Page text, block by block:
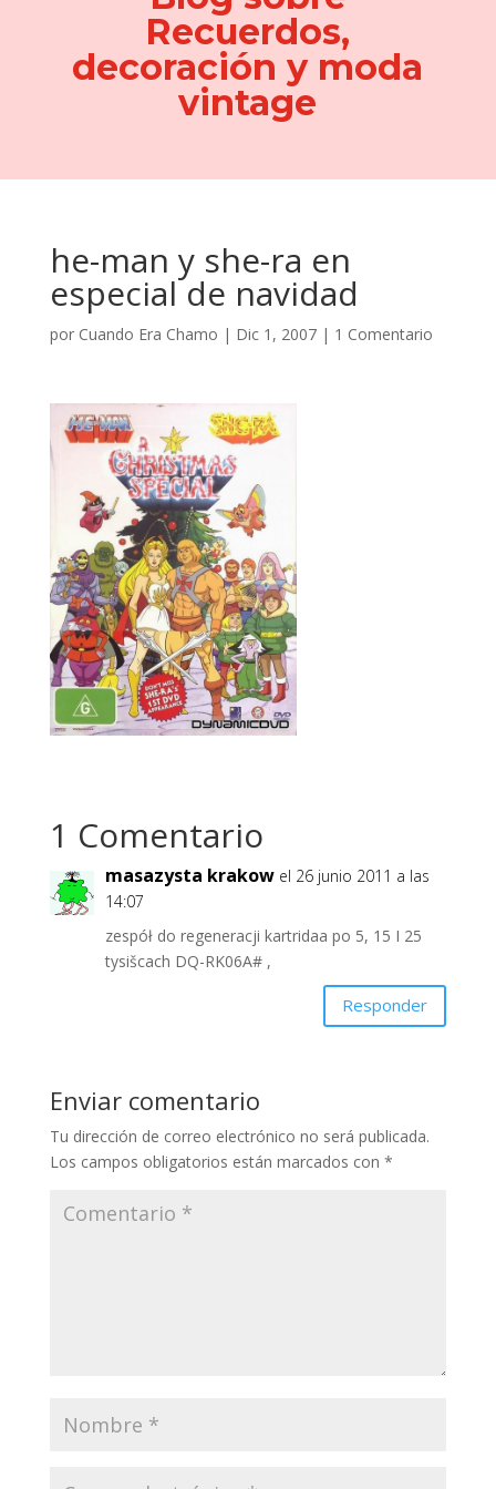
Recuerdos,
decoración y moda
vintage
he-man y she-ra en
especial de navidad
por Cuando Era Chamo | Dic 1, 2007| 1 Comentario
1 Comentario
masazysta krakow el 26 junio 2011 a las
14:07
zespół do regeneracji kartridaa po 5, 15 I 25
tysišcach DQ-RK06A# ,
Responder
Enviar comentario
Tu dirección de correo electrónico no será publicada.
Los campos obligatorios están marcados con *